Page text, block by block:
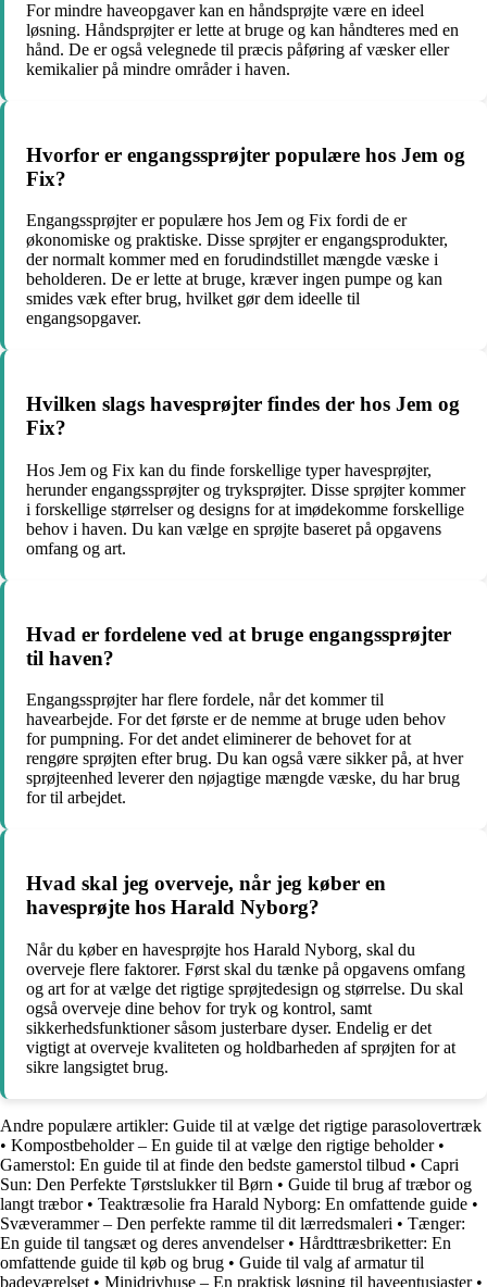
For mindre haveopgaver kan en håndsprøjte være en ideel
løsning. Håndsprøjter er lette at bruge og kan håndteres med en
hånd. De er også velegnede til præcis påføring af væsker eller
kemikalier på mindre områder i haven.
Hvorfor er engangssprøjter populære hos Jem og
Fix?
Engangssprøjter er populære hos Jem og Fix fordi de er
økonomiske og praktiske. Disse sprøjter er engangsprodukter,
der normalt kommer med en forudindstillet mængde væske i
beholderen. De er lette at bruge, kræver ingen pumpe og kan
smides væk efter brug, hvilket gør dem ideelle til
engangsopgaver.
Hvilken slags havesprøjter findes der hos Jem og
Fix?
Hos Jem og Fix kan du finde forskellige typer havesprøjter,
herunder engangssprøjter og tryksprøjter. Disse sprøjter kommer
i forskellige størrelser og designs for at imødekomme forskellige
behov i haven. Du kan vælge en sprøjte baseret på opgavens
omfang og art.
Hvad er fordelene ved at bruge engangssprøjter
til haven?
Engangssprøjter har flere fordele, når det kommer til
havearbejde. For det første er de nemme at bruge uden behov
for pumpning. For det andet eliminerer de behovet for at
rengøre sprøjten efter brug. Du kan også være sikker på, at hver
sprøjteenhed leverer den nøjagtige mængde væske, du har brug
for til arbejdet.
Hvad skal jeg overveje, når jeg køber en
havesprøjte hos Harald Nyborg?
Når du køber en havesprøjte hos Harald Nyborg, skal du
overveje flere faktorer. Først skal du tænke på opgavens omfang
og art for at vælge det rigtige sprøjtedesign og størrelse. Du skal
også overveje dine behov for tryk og kontrol, samt
sikkerhedsfunktioner såsom justerbare dyser. Endelig er det
vigtigt at overveje kvaliteten og holdbarheden af ​​sprøjten for at
sikre langsigtet brug.
Andre populære artikler: Guide til at vælge det rigtige parasolovertræk
• Kompostbeholder – En guide til at vælge den rigtige beholder•
Gamerstol: En guide til at finde den bedste gamerstol tilbud • Capri
Sun: Den Perfekte Tørstslukker til Børn • Guide til brug af træbor og
langt træbor• Teaktræsolie fra Harald Nyborg: En omfattende guide •
Svæverammer – Den perfekte ramme til dit lærredsmaleri • Tænger:
En guide til tangsæt og deres anvendelser• Hårdttræsbriketter: En
omfattende guide til køb og brug • Guide til valg af armatur til
badeværelset • Minidrivhuse – En praktisk løsning til haveentusiaster•